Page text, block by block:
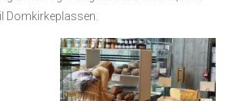
Domkirkeplassen.